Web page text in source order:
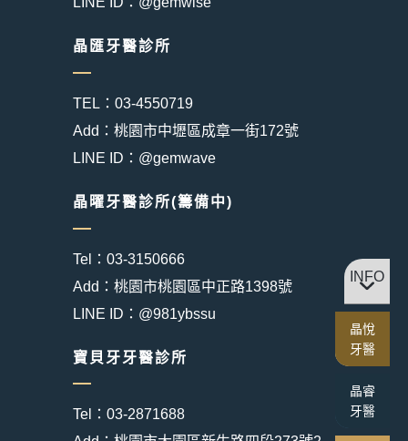
晶匯牙醫診所
TEL：03-4550719
Add：桃園市中壢區成章一街172號
LINE ID：@gemwave
晶曜牙醫診所(籌備中)
Tel：03-3150666
Add：桃園市桃園區中正路1398號
LINE ID：@981ybssu
寶貝牙牙醫診所
Tel：03-2871688
INFO
晶悅
牙醫
晶睿
牙醫